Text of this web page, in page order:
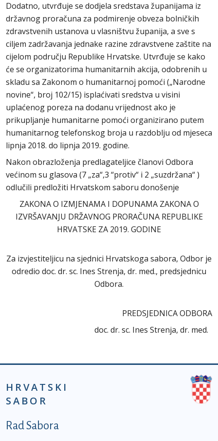
Dodatno, utvrđuje se dodjela sredstava županijama iz
državnog proračuna za podmirenje obveza bolničkih
zdravstvenih ustanova u vlasništvu županija, a sve s
ciljem zadržavanja jednake razine zdravstvene zaštite na
cijelom području Republike Hrvatske. Utvrđuje se kako
će se organizatorima humanitarnih akcija, odobrenih u
skladu sa Zakonom o humanitarnoj pomoći („Narodne
novine“, broj 102/15) isplaćivati sredstva u visini
uplaćenog poreza na dodanu vrijednost ako je
prikupljanje humanitarne pomoći organizirano putem
humanitarnog telefonskog broja u razdoblju od mjeseca
lipnja 2018. do lipnja 2019. godine.
Nakon obrazloženja predlagateljice članovi Odbora
većinom su glasova (7 „za“,3 “protiv“ i 2 „suzdržana“ )
odlučili predložiti Hrvatskom saboru donošenje
ZAKONA O IZMJENAMA I DOPUNAMA ZAKONA O
IZVRŠAVANJU DRŽAVNOG PRORAČUNA REPUBLIKE
HRVATSKE ZA 2019. GODINE
Za izvjestiteljicu na sjednici Hrvatskoga sabora, Odbor je
odredio doc. dr. sc. Ines Strenja, dr. med., predsjednicu
Odbora.
PREDSJEDNICA ODBORA
doc. dr. sc. Ines Strenja, dr. med.
HRVATSKI
SABOR
Podnožje prvi izbornik
Rad Sabora